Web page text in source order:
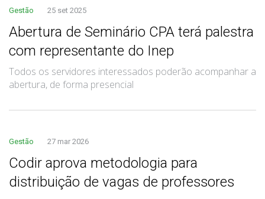
Gestão 25 set 2025
Abertura de Seminário CPA terá palestra
com representante do Inep
Todos os servidores interessados poderão acompanhar a
abertura, de forma presencial
Gestão 27 mar 2026
Codir aprova metodologia para
distribuição de vagas de professores